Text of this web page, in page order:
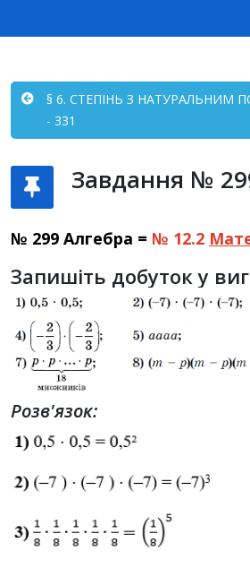
§ 6. СТЕПІНЬ З НАТУРАЛЬНИМ
- 331
Завдання №
№ 299 Алгебра = № 12.2
Запишіть добуток у
Розв'язок: